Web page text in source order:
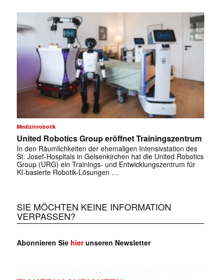
Medizinrobotik
United Robotics Group eröffnet Trainingszentrum
In den Räumlichkeiten der ehemaligen Intensivstation des
St. Josef-Hospitals in Gelsenkirchen hat die United Robotics
Group (URG) ein Trainings- und Entwicklungszentrum für
KI-basierte Robotik-Lösungen …
SIE MÖCHTEN KEINE INFORMATION
VERPASSEN?
Abonnieren Sie hierunseren Newsletter